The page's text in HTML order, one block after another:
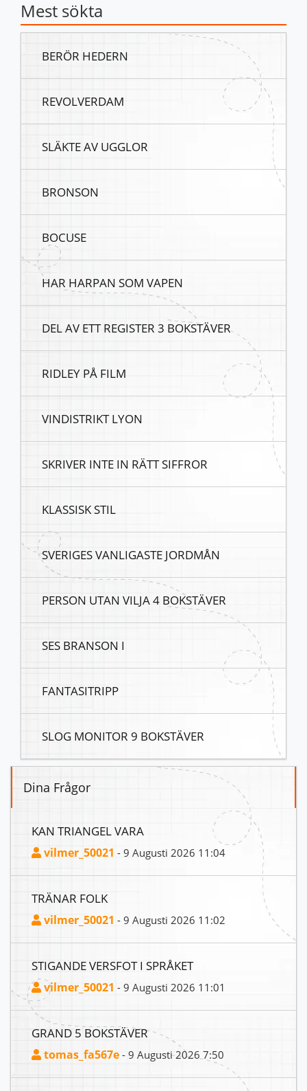
Mest sökta
BERÖR HEDERN
REVOLVERDAM
SLÄKTE AV UGGLOR
BRONSON
BOCUSE
HAR HARPAN SOM VAPEN
DEL AV ETT REGISTER 3 BOKSTÄVER
RIDLEY PÅ FILM
VINDISTRIKT LYON
SKRIVER INTE IN RÄTT SIFFROR
KLASSISK STIL
SVERIGES VANLIGASTE JORDMÅN
PERSON UTAN VILJA 4 BOKSTÄVER
SES BRANSON I
FANTASITRIPP
SLOG MONITOR 9 BOKSTÄVER
Dina Frågor
KAN TRIANGEL VARA
vilmer_50021 - 9 Augusti 2026 11:04
TRÄNAR FOLK
vilmer_50021 - 9 Augusti 2026 11:02
STIGANDE VERSFOT I SPRÅKET
vilmer_50021 - 9 Augusti 2026 11:01
GRAND 5 BOKSTÄVER
tomas_fa567e - 9 Augusti 2026 7:50